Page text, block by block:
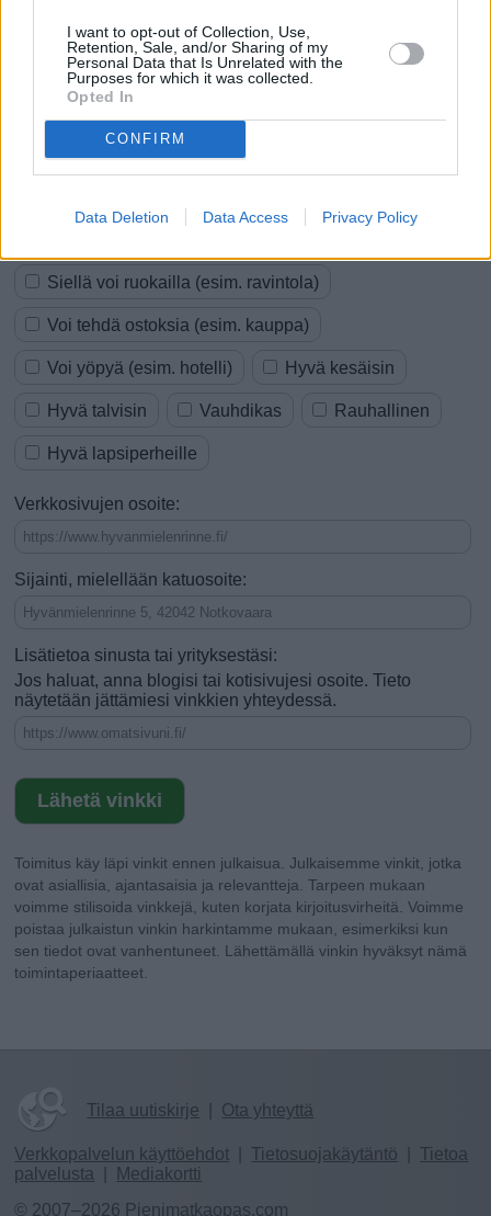
I want to opt-out of Collection, Use,
Retention, Sale, and/or Sharing of my
Personal Data that Is Unrelated with the
Purposes for which it was collected.
Opted In
CONFIRM
Data Deletion Data Access Privacy Policy
Valitse seuraavista vaihtoehdoista ne, jotka sopivat
vinkkiisi:
Siellä voi ruokailla (esim. ravintola)
Voi tehdä ostoksia (esim. kauppa)
Voi yöpyä (esim. hotelli) Hyvä kesäisin
Hyvä talvisin Vauhdikas Rauhallinen
Hyvä lapsiperheille
Verkkosivujen osoite:
Sijainti, mielellään katuosoite:
Lisätietoa sinusta tai yrityksestäsi:
Jos haluat, anna blogisi tai kotisivujesi osoite. Tieto
näytetään jättämiesi vinkkien yhteydessä.
Toimitus käy läpi vinkit ennen julkaisua. Julkaisemme vinkit, jotka
ovat asiallisia, ajantasaisia ja relevantteja. Tarpeen mukaan
voimme stilisoida vinkkejä, kuten korjata kirjoitusvirheitä. Voimme
poistaa julkaistun vinkin harkintamme mukaan, esimerkiksi kun
sen tiedot ovat vanhentuneet. Lähettämällä vinkin hyväksyt nämä
toimintaperiaatteet.
Tilaa uutiskirje Ota yhteyttä
Verkkopalvelun käyttöehdot Tietosuojakäytäntö
Tietoa
palvelusta
Mediakortti
© 2007–2026 Pienimatkaopas.com